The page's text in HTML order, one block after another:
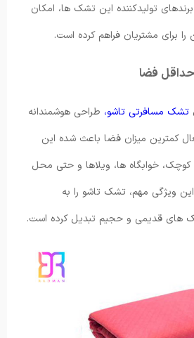
تولیدکننده این تشک ها، امکان
برای مشتریان فراهم کرده است.
فضا
تشک مسافرتی تاشو، طراحی هوشمندانه
کمترین میزان فضا باعث شده این
خوابگاه ها، ویلاها و حتی محل
ویژگی مهم، تشک تاشو را به
های قدیمی و حجیم تبدیل کرده است.